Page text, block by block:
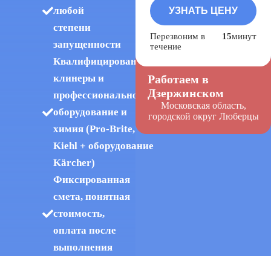
любой
степени
запущенности
Квалифицированные
клинеры и
профессиональное
оборудование и
химия (Pro-Brite,
Kiehl + оборудование
Kärcher)
Фиксированная
смета, понятная
стоимость,
оплата после
выполнения
Перезвоним в
течение
15минут
Работаем в
Дзержинском
Московская область,
городской округ Люберцы